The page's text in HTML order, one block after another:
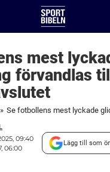
mest
förvandlas
»
09:40
06:00
Lägg till som